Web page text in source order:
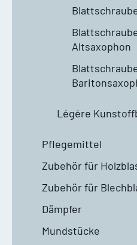
Altsaxophon
Légére
Pflegemittel
Zubehör für
Zubehör für
Dämpfer
Mundstücke